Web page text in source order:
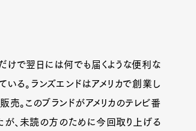
けで翌日には何でも届くような便利な
る。ランズエンドはアメリカで創業し
売。このブランドがアメリカのテレビ番
が、未読の方のために今回取り上げる